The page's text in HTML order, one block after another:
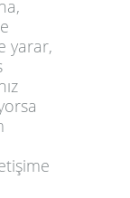
yarar,